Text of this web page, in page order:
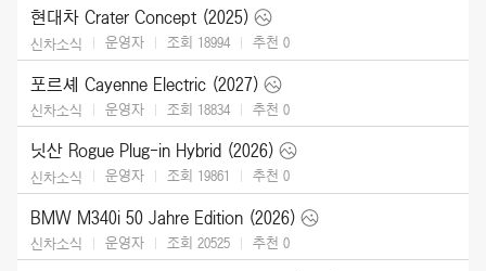
현대차 Crater Concept (2025)
신차소식 운영자 조회 18994 추천 0
포르셰 Cayenne Electric (2027)
신차소식 운영자 조회 18834 추천 0
닛산 Rogue Plug-in Hybrid (2026)
신차소식 운영자 조회 19861 추천 0
BMW M340i 50 Jahre Edition (2026)
신차소식 운영자 조회 20525 추천 0